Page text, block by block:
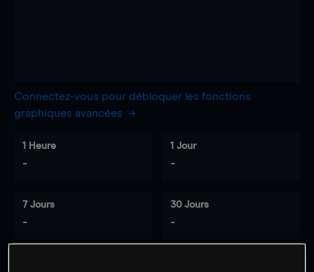
Connectez-vous pour débloquer les fonctions
graphiques avancées
1 Heure
-
1 Jour
-
7 Jours
-
30 Jours
-